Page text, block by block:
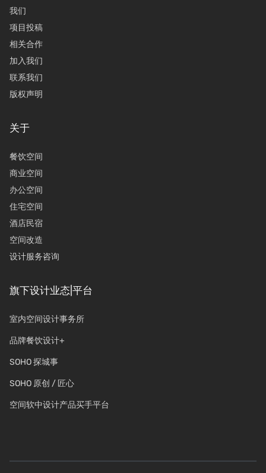
我们
项目投稿
相关合作
加入我们
联系我们
版权声明
关于
餐饮空间
商业空间
办公空间
住宅空间
酒店民宿
空间改造
设计服务咨询
旗下设计业态|平台
室内空间设计事务所
品牌餐饮设计+
SOHO 探城事
SOHO 原创 / 匠心
空间软中设计产品买手平台